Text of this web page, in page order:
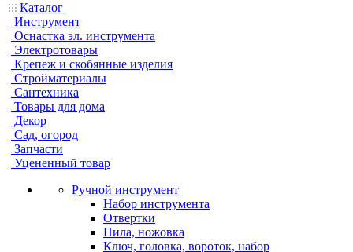
Каталог
Инструмент
Оснастка эл. инструмента
Электротовары
Крепеж и скобянные изделия
Стройматериалы
Сантехника
Товары для дома
Декор
Сад, огород
Запчасти
Уцененный товар
Ручной инструмент
Набор инструмента
Отвертки
Пила, ножовка
Ключ, головка, вороток, набор